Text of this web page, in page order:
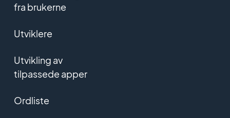
fra brukerne
Utviklere
Utvikling av
tilpassede apper
Ordliste